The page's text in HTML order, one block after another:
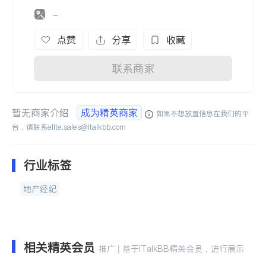
-
点赞 分享 收藏
联系商家
暂无商家介绍 成为精英商家
如果不想放置信息在我们的平
台，请联系elite.sales@italkbb.com
行业标签
地产经纪
相关精英会员 推广 | 基于iTalkBB精英会员，进行展示